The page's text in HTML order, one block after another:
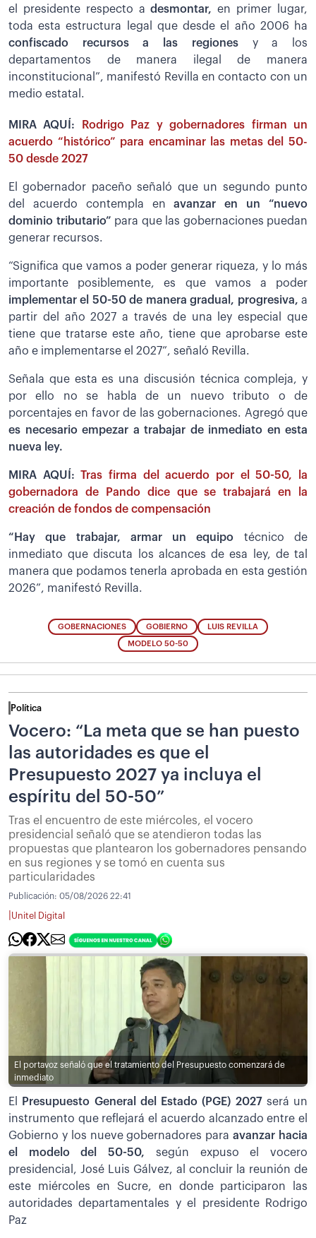
el presidente respecto adesmontar, en primer lugar,
toda esta estructura legal que desde el año 2006 ha
confiscado recursos a las regionesy a los
departamentos de manera ilegal de manera
inconstitucional”, manifestó Revilla en contacto con un
medio estatal.
MIRA AQUÍ:
Rodrigo Paz y gobernadores firman un
acuerdo “histórico” para encaminar las metas del 50-
50 desde 2027
El gobernador paceño señaló que un segundo punto
del acuerdo contempla enavanzar en un “nuevo
dominio tributario” para que las gobernaciones puedan
generar recursos.
“Significa que vamos a poder generar riqueza, y lo más
importante posiblemente, es que vamos a poder
implementar el 50-50 de manera gradual, progresiva, a
partir del año 2027 a través de una ley especial que
tiene que tratarse este año, tiene que aprobarse este
año e implementarse el 2027”, señaló Revilla.
Señala que esta es una discusión técnica compleja, y
por ello no se habla de un nuevo tributo o de
porcentajes en favor de las gobernaciones. Agregó que
es necesario empezar a trabajar de inmediato en esta
nueva ley.
MIRA AQUÍ:Tras firma del acuerdo por el 50-50, la
gobernadora de Pando dice que se trabajará en la
creación de fondos de compensación
“Hay que trabajar, armar un equipo técnico de
inmediato que discuta los alcances de esa ley, de tal
manera que podamos tenerla aprobada en esta gestión
2026”, manifestó Revilla.
GOBERNACIONES GOBIERNO LUIS REVILLA
MODELO 50-50
Política
Vocero: “La meta que se han puesto
las autoridades es que el
Presupuesto 2027 ya incluya el
espíritu del 50-50”
Tras el encuentro de este miércoles, el vocero
presidencial señaló que se atendieron todas las
propuestas que plantearon los gobernadores pensando
en sus regiones y se tomó en cuenta sus
particularidades
Publicación: 05/08/2026 22:41
Unitel Digital
El portavoz señaló que el tratamiento del Presupuesto comenzará de
inmediato
El Presupuesto General del Estado (PGE) 2027 será un
instrumento que reflejará el acuerdo alcanzado entre el
Gobierno y los nueve gobernadores paraavanzar hacia
el modelo del 50-50, según expuso el vocero
presidencial, José Luis Gálvez, al concluir la reunión de
este miércoles en Sucre, en donde participaron las
autoridades departamentales y el presidente Rodrigo
Paz